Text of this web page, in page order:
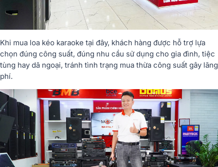
Khi mua loa kéo karaoke tại đây, khách hàng được hỗ trợ lựa
chọn đúng công suất, đúng nhu cầu sử dụng cho gia đình, tiệc
tùng hay dã ngoại, tránh tình trạng mua thừa công suất gây lãng
phí.